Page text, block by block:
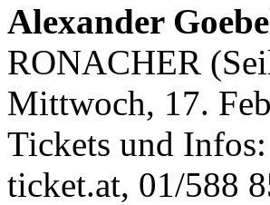
Alexander
RONACHER
Mittwoch, 17.
Tickets und
ticket.at, 01/588